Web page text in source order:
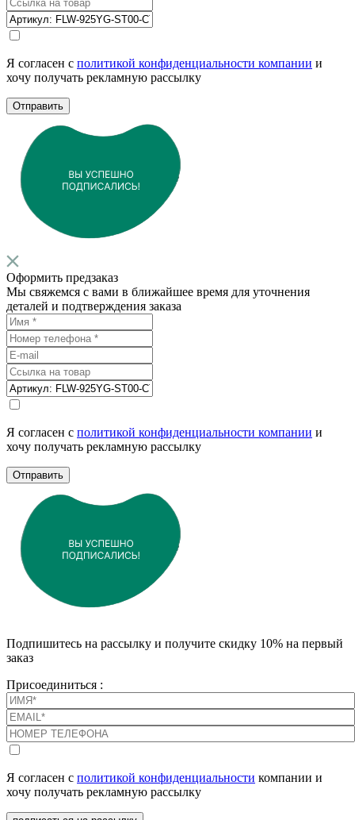
Я согласен с политикой конфиденциальности компании и
хочу получать рекламную рассылку
Отправить
Оформить предзаказ
Мы свяжемся с вами в ближайшее время для уточнения
деталей и подтверждения заказа
Я согласен с политикой конфиденциальности компании и
хочу получать рекламную рассылку
Отправить
Подпишитесь на рассылку и получите скидку 10% на первый
заказ
Присоединиться :
Я согласен с политикой конфиденциальности компании и
хочу получать рекламную рассылку